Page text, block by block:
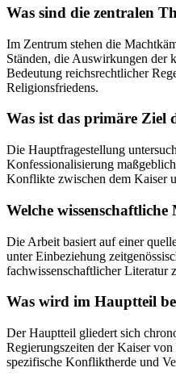
Was sind die zentralen
Im Zentrum stehen die
Ständen, die Auswirkungen der
Bedeutung reichsrechtlicher
Religionsfriedens.
Was ist das primäre Ziel
Die Hauptfragestellung
Konfessionalisierung
Konflikte zwischen dem Kaiser
Welche
Die Arbeit basiert auf einer
unter Einbeziehung
fachwissenschaftlicher Literatur
Was wird im Hauptteil
Der Hauptteil gliedert sich
Regierungszeiten der Kaiser
spezifische Konfliktherde und